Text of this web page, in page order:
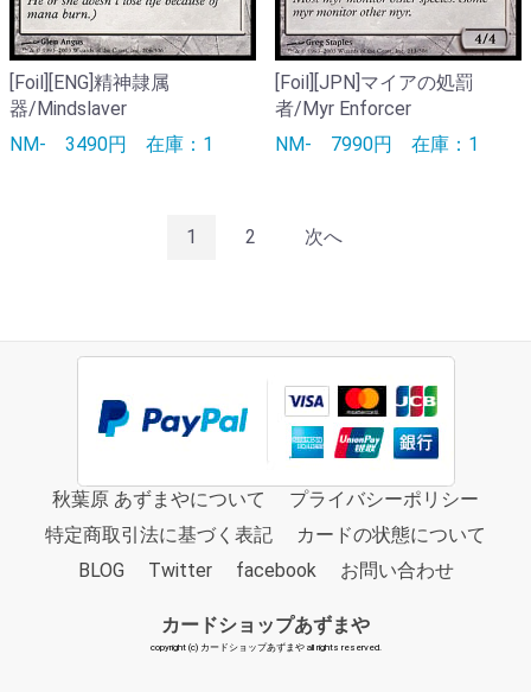
[Foil][ENG]精神隷属
器/Mindslaver
NM- 3490円 在庫：1
[Foil][JPN]マイアの処罰
者/Myr Enforcer
NM- 7990円 在庫：1
1 2 次へ
秋葉原 あずまやについて
プライバシーポリシー
特定商取引法に基づく表記
カードの状態について
BLOG
Twitter facebook お問い合わせ
カードショップあずまや
copyright (c) カードショップあずまや all rights reserved.